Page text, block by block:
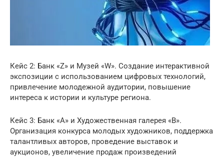
Кейс 2: Банк «Z» и Музей «W». Создание интерактивной
экспозиции с использованием цифровых технологий,
привлечение молодежной аудитории, повышение
интереса к истории и культуре региона.
Кейс 3: Банк «A» и Художественная галерея «B».
Организация конкурса молодых художников, поддержка
талантливых авторов, проведение выставок и
аукционов, увеличение продаж произведений